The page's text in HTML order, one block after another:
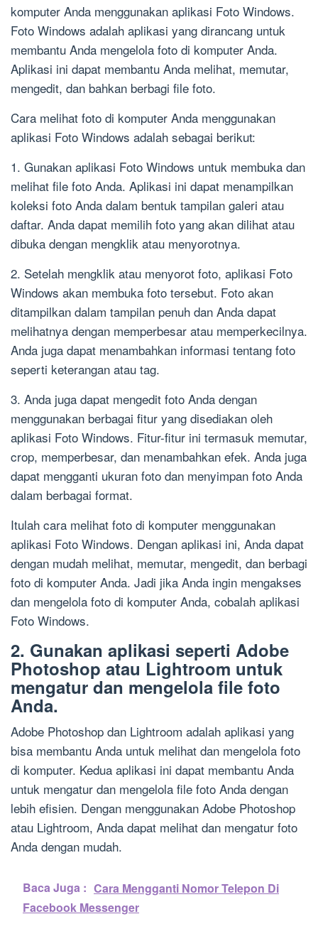
komputer Anda menggunakan aplikasi Foto Windows.
Foto Windows adalah aplikasi yang dirancang untuk
membantu Anda mengelola foto di komputer Anda.
Aplikasi ini dapat membantu Anda melihat, memutar,
mengedit, dan bahkan berbagi file foto.
Cara melihat foto di komputer Anda menggunakan
aplikasi Foto Windows adalah sebagai berikut:
1. Gunakan aplikasi Foto Windows untuk membuka dan
melihat file foto Anda. Aplikasi ini dapat menampilkan
koleksi foto Anda dalam bentuk tampilan galeri atau
daftar. Anda dapat memilih foto yang akan dilihat atau
dibuka dengan mengklik atau menyorotnya.
2. Setelah mengklik atau menyorot foto, aplikasi Foto
Windows akan membuka foto tersebut. Foto akan
ditampilkan dalam tampilan penuh dan Anda dapat
melihatnya dengan memperbesar atau memperkecilnya.
Anda juga dapat menambahkan informasi tentang foto
seperti keterangan atau tag.
3. Anda juga dapat mengedit foto Anda dengan
menggunakan berbagai fitur yang disediakan oleh
aplikasi Foto Windows. Fitur-fitur ini termasuk memutar,
crop, memperbesar, dan menambahkan efek. Anda juga
dapat mengganti ukuran foto dan menyimpan foto Anda
dalam berbagai format.
Itulah cara melihat foto di komputer menggunakan
aplikasi Foto Windows. Dengan aplikasi ini, Anda dapat
dengan mudah melihat, memutar, mengedit, dan berbagi
foto di komputer Anda. Jadi jika Anda ingin mengakses
dan mengelola foto di komputer Anda, cobalah aplikasi
Foto Windows.
2. Gunakan aplikasi seperti Adobe
Photoshop atau Lightroom untuk
mengatur dan mengelola file foto
Anda.
Adobe Photoshop dan Lightroom adalah aplikasi yang
bisa membantu Anda untuk melihat dan mengelola foto
di komputer. Kedua aplikasi ini dapat membantu Anda
untuk mengatur dan mengelola file foto Anda dengan
lebih efisien. Dengan menggunakan Adobe Photoshop
atau Lightroom, Anda dapat melihat dan mengatur foto
Anda dengan mudah.
Baca Juga : Cara Mengganti Nomor Telepon Di
Facebook Messenger